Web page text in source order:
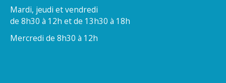
Mardi, jeudi et vendredi
de 8h30 à 12h et de 13h30 à 18h
Mercredi de 8h30 à 12h